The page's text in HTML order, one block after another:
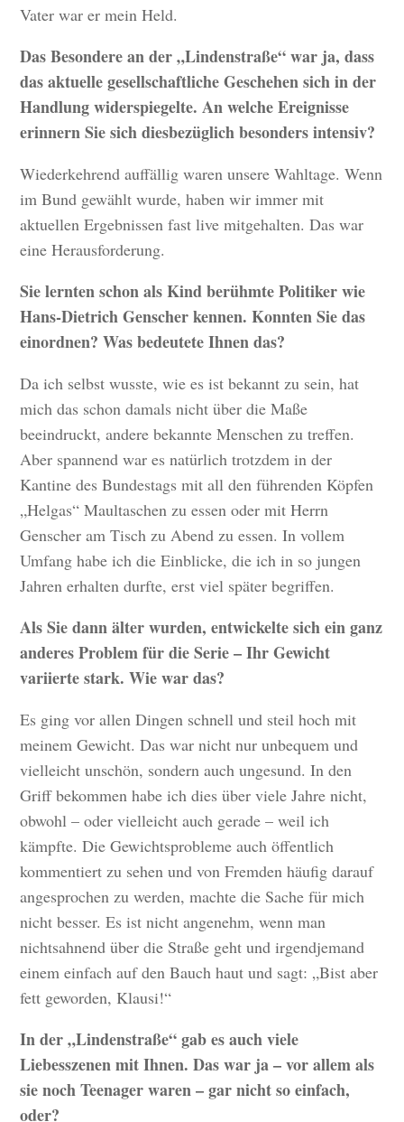
Vater war er mein Held.
Das Besondere an der „Lindenstraße“ war ja, dass
das aktuelle gesellschaftliche Geschehen sich in der
Handlung widerspiegelte. An welche Ereignisse
erinnern Sie sich diesbezüglich besonders intensiv?
Wiederkehrend auffällig waren unsere Wahltage. Wenn
im Bund gewählt wurde, haben wir immer mit
aktuellen Ergebnissen fast live mitgehalten. Das war
eine Herausforderung.
Sie lernten schon als Kind berühmte Politiker wie
Hans-Dietrich Genscher kennen. Konnten Sie das
einordnen? Was bedeutete Ihnen das?
Da ich selbst wusste, wie es ist bekannt zu sein, hat
mich das schon damals nicht über die Maße
beeindruckt, andere bekannte Menschen zu treffen.
Aber spannend war es natürlich trotzdem in der
Kantine des Bundestags mit all den führenden Köpfen
„Helgas“ Maultaschen zu essen oder mit Herrn
Genscher am Tisch zu Abend zu essen. In vollem
Umfang habe ich die Einblicke, die ich in so jungen
Jahren erhalten durfte, erst viel später begriffen.
Als Sie dann älter wurden, entwickelte sich ein ganz
anderes Problem für die Serie – Ihr Gewicht
variierte stark. Wie war das?
Es ging vor allen Dingen schnell und steil hoch mit
meinem Gewicht. Das war nicht nur unbequem und
vielleicht unschön, sondern auch ungesund. In den
Griff bekommen habe ich dies über viele Jahre nicht,
obwohl – oder vielleicht auch gerade – weil ich
kämpfte. Die Gewichtsprobleme auch öffentlich
kommentiert zu sehen und von Fremden häufig darauf
angesprochen zu werden, machte die Sache für mich
nicht besser. Es ist nicht angenehm, wenn man
nichtsahnend über die Straße geht und irgendjemand
einem einfach auf den Bauch haut und sagt: „Bist aber
fett geworden, Klausi!“
In der „Lindenstraße“ gab es auch viele
Liebesszenen mit Ihnen. Das war ja – vor allem als
sie noch Teenager waren – gar nicht so einfach,
oder?